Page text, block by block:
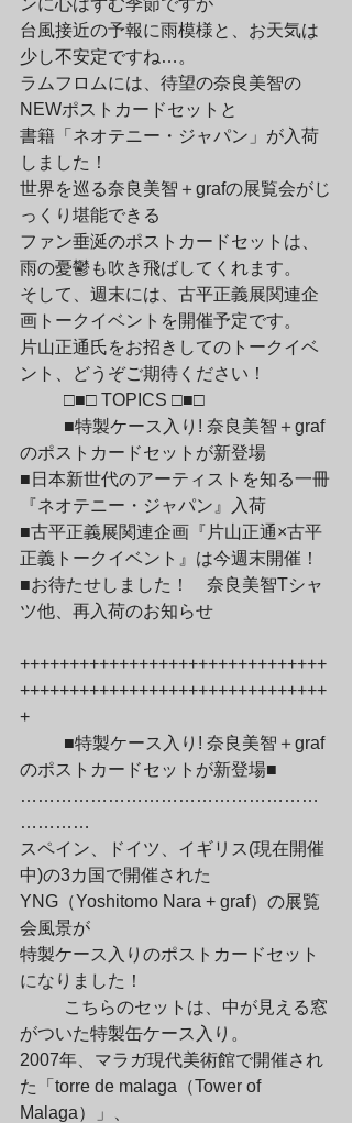
ンに心はずむ季節ですが
台風接近の予報に雨模様と、お天気は
少し不安定ですね…。
ラムフロムには、待望の奈良美智の
NEWポストカードセットと
書籍「ネオテニー・ジャパン」が入荷
しました！
世界を巡る奈良美智＋grafの展覧会がじ
っくり堪能できる
ファン垂涎のポストカードセットは、
雨の憂鬱も吹き飛ばしてくれます。
そして、週末には、古平正義展関連企
画トークイベントを開催予定です。
片山正通氏をお招きしてのトークイベ
ント、どうぞご期待ください！
	□■□ TOPICS □■□
のポストカードセットが新登場
■日本新世代のアーティストを知る一冊
『ネオテニー・ジャパン』入荷
■古平正義展関連企画『片山正通×古平
正義トークイベント』は今週末開催！
■お待たせしました！　奈良美智Tシャ
ツ他、再入荷のお知らせ
+++++++++++++++++++++++++++++++
+++++++++++++++++++++++++++++++
+
のポストカードセットが新登場■
……………………………………………
…………
スペイン、ドイツ、イギリス(現在開催
中)の3カ国で開催された
YNG（Yoshitomo Nara + graf）の展覧
会風景が
特製ケース入りのポストカードセット
になりました！
がついた特製缶ケース入り。
2007年、マラガ現代美術館で開催され
た「torre de malaga（Tower of
Malaga）」、